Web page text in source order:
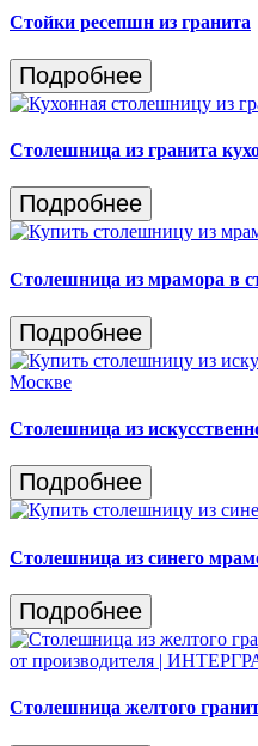
Стойки ресепшн из гранита
Подробнее
Столешница из гранита
Подробнее
Столешница из мрамора в
Подробнее
Столешница из
Подробнее
Столешница из синего
Подробнее
Столешница желтого